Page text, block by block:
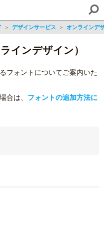
＞ デザインサービス ＞ オンラインデ
インデザイン）
フォントについてご案内いた
合は、 フォントの追加方法に